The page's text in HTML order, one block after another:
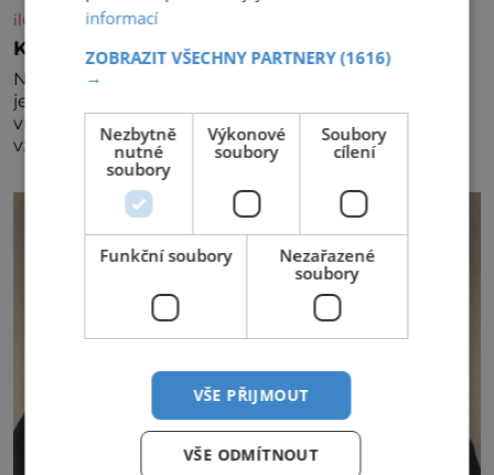
iluxus.cz
Král vín začíná třetí dekádu
Největší český vinařský projekt Král vín ve svém již
jednadvacátém ročníku představil nejlepší domácí
vína. Ta vybírala odborná porota z celkem 1260
vzorků od 157 vinařů. Král vín, který se – i pře
informací
ZOBRAZIT VŠECHNY PARTNERY(1616)
→
Nezbytně
nutné
soubory
Výkonové
soubory
Soubory
cílení
Funkční soubory
Nezařazené
soubory
VŠE PŘIJMOUT
VŠE ODMÍTNOUT